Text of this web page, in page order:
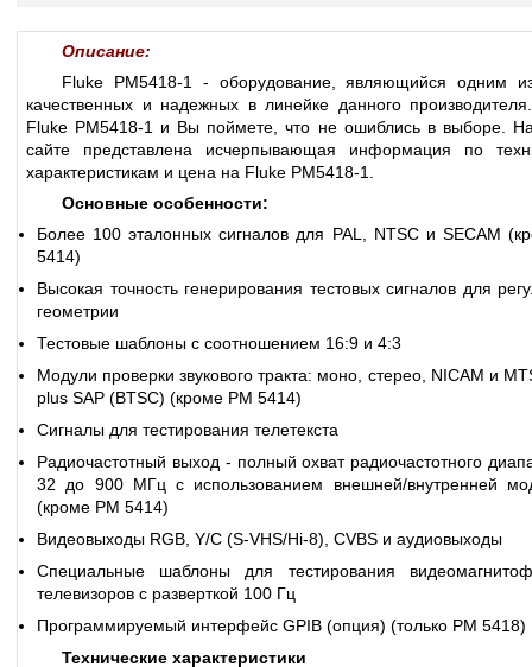
Описание:
Fluke PM5418-1 - оборудование, являющийся одним
качественных и надежных в линейке данного
Fluke PM5418-1 и Вы поймете, что не ошиблись в выборе.
сайте представлена исчерпывающая информация по
характеристикам и цена на Fluke PM5418-1.
Основные особенности:
Более 100 эталонных сигналов для PAL, NTSC и SECAM
5414)
Высокая точность генерирования тестовых сигналов для
геометрии
Тестовые шаблоны с соотношением 16:9 и 4:3
Модули проверки звукового тракта: моно, стерео, NICAM и
plus SAP (BTSC) (кроме PM 5414)
Сигналы для тестирования телетекста
Радиочастотный выход - полный охват радиочастотного
32 до 900 МГц с использованием внешней/внутренней
(кроме PM 5414)
Видеовыходы RGB, Y/C (S-VHS/Hi-8), CVBS и аудиовыходы
Специальные шаблоны для тестирования
телевизоров с разверткой 100 Гц
Программируемый интерфейс GPIB (опция) (только PM 5418)
Технические характеристики